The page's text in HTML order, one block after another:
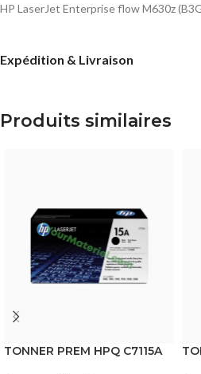
HP LaserJet Enterprise flow M630z
Expédition & Livraison
Produits similaires
TONNER PREM HPQ C7115A